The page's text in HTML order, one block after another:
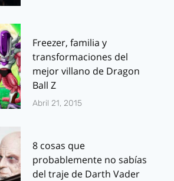
Freezer, familia y
transformaciones del
mejor villano de Dragon
Ball Z
Abril 21, 2015
8 cosas que
probablemente no sabías
del traje de Darth Vader